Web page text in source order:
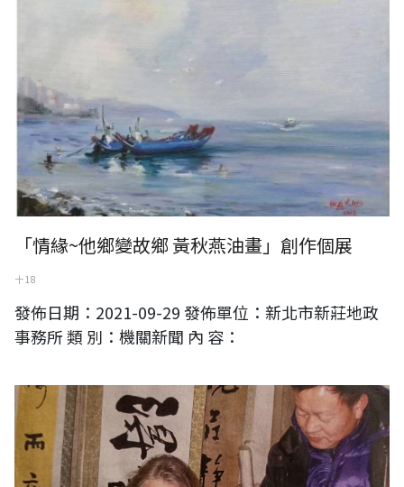
「情緣~他鄉變故鄉 黃秋燕油畫」創作個展
十 18
發佈日期：2021-09-29 發佈單位：新北市新莊地政
事務所 類 別：機關新聞 內 容：
2013年法國學者參訪洛陽之河洛古齋，與牛一夫老師學習書法。